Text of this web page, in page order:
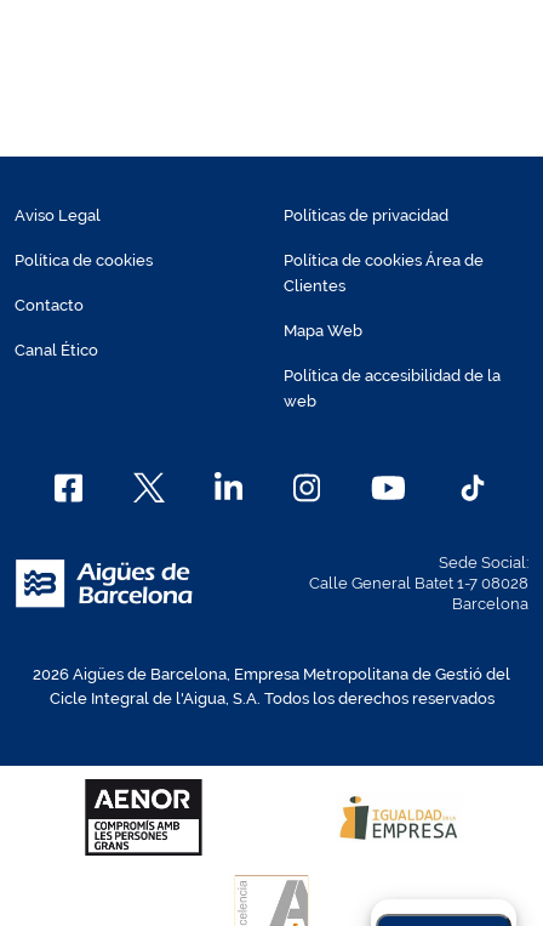
Aviso Legal
Política de cookies
Contacto
Canal Ético
Políticas de privacidad
Política de cookies Área de
Clientes
Mapa Web
Política de accesibilidad de la
web
Sede Social:
Calle General Batet 1-7 08028
Barcelona
2026 Aigües de Barcelona, Empresa Metropolitana de Gestió del
Cicle Integral de l'Aigua, S.A. Todos los derechos reservados